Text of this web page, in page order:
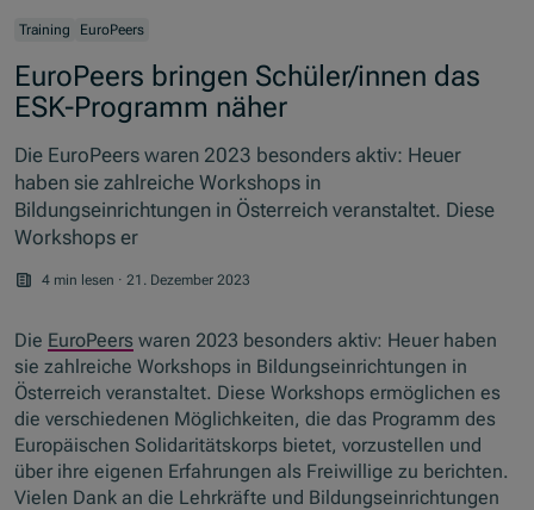
Training EuroPeers
EuroPeers bringen Schüler/innen das
ESK-Programm näher
Die EuroPeers waren 2023 besonders aktiv: Heuer
haben sie zahlreiche Workshops in
Bildungseinrichtungen in Österreich veranstaltet. Diese
Workshops er
4 min lesen · 21. Dezember 2023
Die EuroPeers waren 2023 besonders aktiv: Heuer haben
sie zahlreiche Workshops in Bildungseinrichtungen in
Österreich veranstaltet. Diese Workshops ermöglichen es
die verschiedenen Möglichkeiten, die das Programm des
Europäischen Solidaritätskorps bietet, vorzustellen und
über ihre eigenen Erfahrungen als Freiwillige zu berichten.
Vielen Dank an die Lehrkräfte und Bildungseinrichtungen